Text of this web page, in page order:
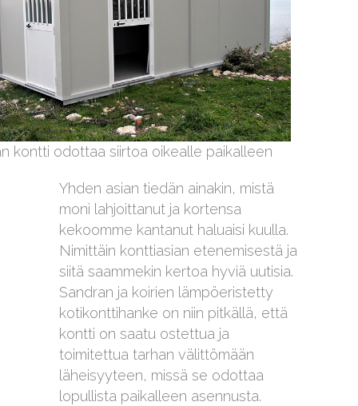
kontti odottaa siirtoa oikealle paikalleen
Yhden asian tiedän ainakin, mistä
moni lahjoittanut ja kortensa
kekoomme kantanut haluaisi kuulla.
Nimittäin konttiasian etenemisestä ja
siitä saammekin kertoa hyviä uutisia.
Sandran ja koirien lämpöeristetty
kotikonttihanke on niin pitkällä, että
kontti on saatu ostettua ja
toimitettua tarhan välittömään
läheisyyteen, missä se odottaa
lopullista paikalleen asennusta.